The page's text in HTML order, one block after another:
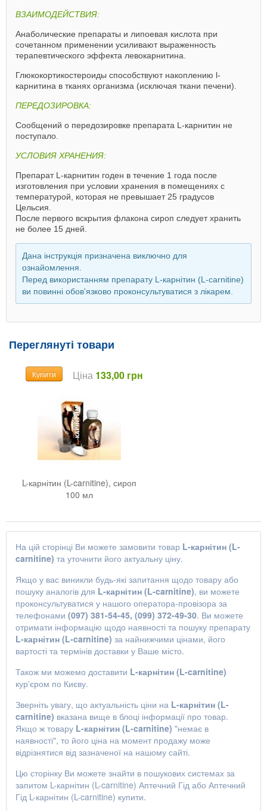
ВЗАИМОДЕЙСТВИЯ:
Анаболические препараты и липоевая кислота при
сочетанном применении усиливают выраженность
терапевтического эффекта левокарнитина.
Глюкокортикостероиды способствуют накоплению l-
карнитина в тканях организма (исключая ткани печени).
ПЕРЕДОЗИРОВКА:
Сообщений о передозировке препарата L-карнитин не
поступало.
УСЛОВИЯ ХРАНЕНИЯ:
Препарат L-карнитин годен в течение 1 года после
изготовления при условии хранения в помещениях с
температурой, которая не превышает 25 градусов
Цельсия.
После первого вскрытия флакона сироп следует хранить
не более 15 дней.
Дана інструкція призначена виключно для
ознайомлення.
Перед використанням препарату L-карнітин (L-carnitine)
ви повинні обов'язково проконсультуватися з лікарем.
Переглянуті товари
Купити Ціна 133,00 грн
L-карнітин (L-carnitine), сироп
100 мл
На цій сторінці Ви можете замовити товар L-карнітин (L-
carnitine) та уточнити його актуальну ціну.
Якщо у вас виникли будь-які запитання щодо товару або
пошуку аналогів для L-карнітин (L-carnitine), ви можете
проконсультуватися у нашого оператора-провізора за
телефонами (097) 381-54-45, (099) 372-49-30. Ви можете
отримати інформацію щодо наявності та пошуку препарату
L-карнітин (L-carnitine) за найнижчими цінами, його
вартості та термінів доставки у Ваше місто.
Також ми можемо доставити L-карнітин (L-carnitine)
кур'єром по Києву.
Зверніть увагу, що актуальність ціни на L-карнітин (L-
carnitine) вказана вище в блоці інформації про товар.
Якщо ж товару L-карнітин (L-carnitine) "немає в
наявності", то його ціна на момент продажу може
відрізнятися від зазначеної на нашому сайті.
Цю сторінку Ви можете знайти в пошукових системах за
запитом L-карнітин (L-carnitine) Аптечний Гід або Аптечний
Гід L-карнітин (L-carnitine) купити.